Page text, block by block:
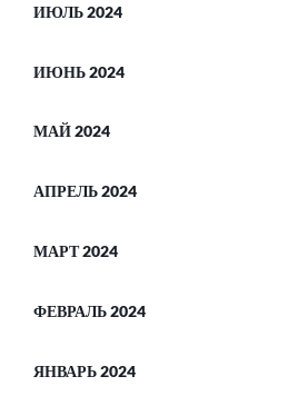
ИЮЛЬ 2024
ИЮНЬ 2024
МАЙ 2024
АПРЕЛЬ 2024
МАРТ 2024
ФЕВРАЛЬ 2024
ЯНВАРЬ 2024